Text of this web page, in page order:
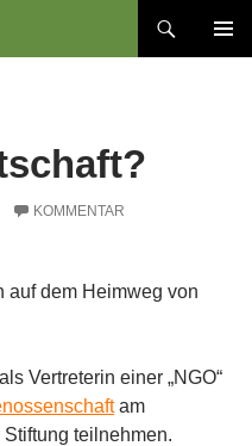
KOMMENTAR
dem Heimweg von
Vertreterin einer „NGO“
am
teilnehmen.